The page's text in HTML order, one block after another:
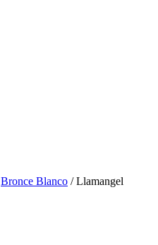
Bronce Blanco / Llamangel